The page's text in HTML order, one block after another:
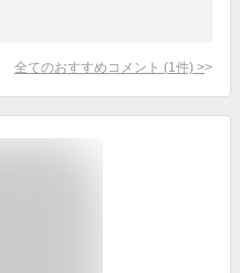
全てのおすすめコメント (1 件) >